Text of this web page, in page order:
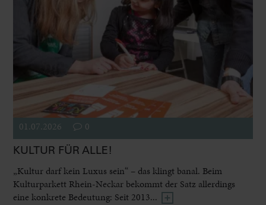
01.07.2026 0
KULTUR FÜR ALLE!
„Kultur darf kein Luxus sein“ – das klingt banal. Beim
Kulturparkett Rhein-Neckar bekommt der Satz allerdings
eine konkrete Bedeutung: Seit 2013...